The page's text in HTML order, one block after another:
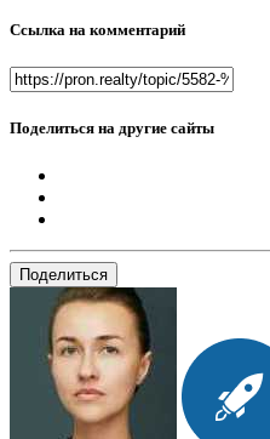
Ссылка на комментарий
Поделиться на другие сайты
Поделиться